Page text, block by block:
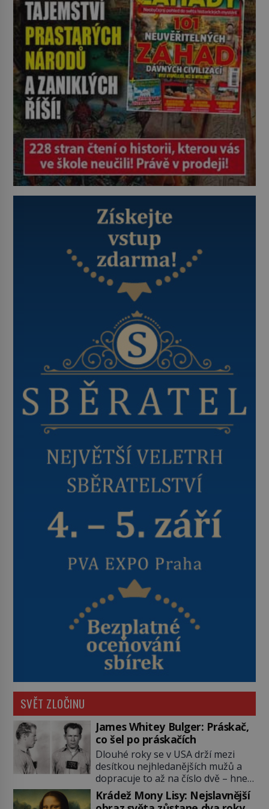
vás pozveme? Unikátní hřbitov,
který si vysloužil název „Veselý“,
najdeme v rumunské vesnici
Sapanta, nedaleko hranic […]
SVĚT ZLOČINU
James Whitey Bulger: Práskač,
co šel po práskačích
Dlouhé roky se v USA drží mezi
desítkou nejhledanějších mužů a
dopracuje to až na číslo dvě – hned
po Usámovi bin Ládinovi (1957–
2011). To je James „Whitey“ Bulger
Krádež Mony Lisy: Nejslavnější